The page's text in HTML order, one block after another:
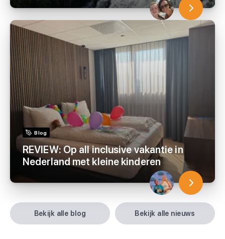
bekijk alle blog bekijk alle nieuws
Blog
REVIEW: Op all inclusive vakantie in
Nederland met kleine kinderen